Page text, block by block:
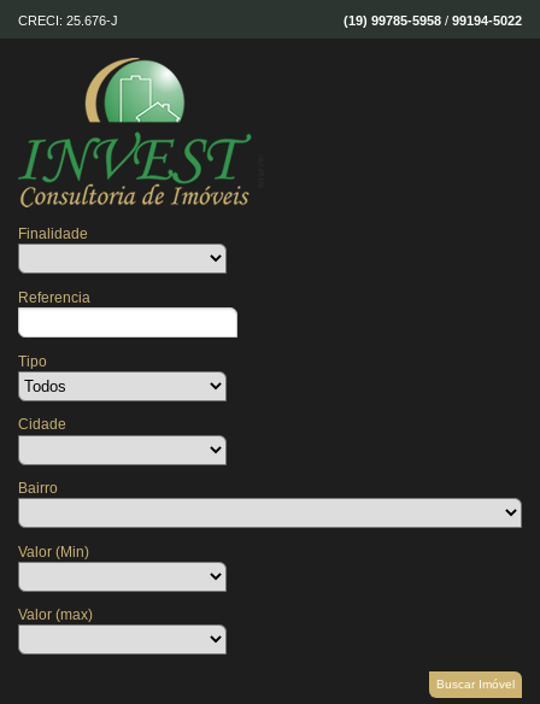
CRECI: 25.676-J (19) 99785-5958 / 99194-5022
Finalidade
Referencia
Tipo
Cidade
Bairro
Valor (Min)
Valor (max)
Buscar Imóvel